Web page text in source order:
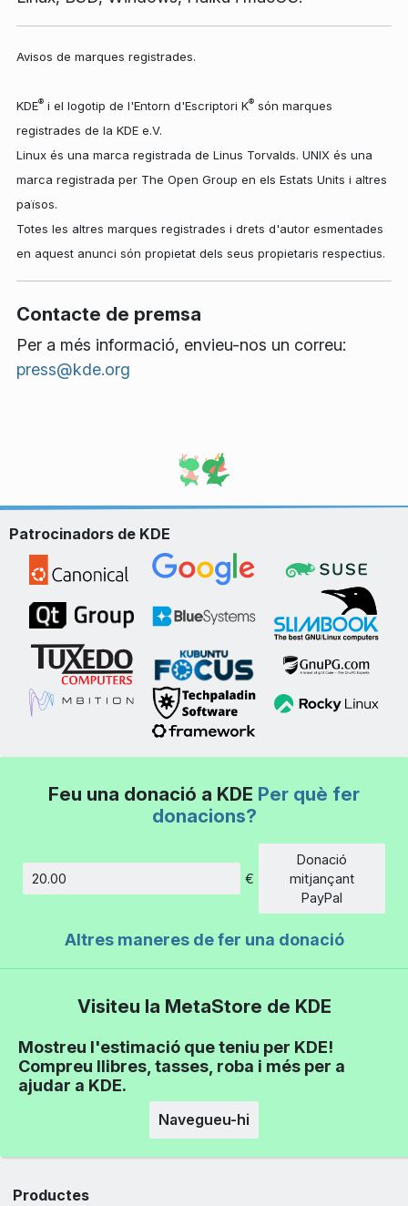
Avisos de marques registrades.
KDE® i el logotip de l'Entorn d'Escriptori K® són marques
registrades de la KDE e.V.
Linux és una marca registrada de Linus Torvalds. UNIX és una
marca registrada per The Open Group en els Estats Units i altres
països.
Totes les altres marques registrades i drets d'autor esmentades
en aquest anunci són propietat dels seus propietaris respectius.
Contacte de premsa
Per a més informació, envieu-nos un correu:
press@kde.org
Patrocinadors de KDE
Feu una donació a KDE Per què fer
donacions?
€
Donació
mitjançant
PayPal
Altres maneres de fer una donació
Visiteu la MetaStore de KDE
Mostreu l'estimació que teniu per KDE!
Compreu llibres, tasses, roba i més per a
ajudar a KDE.
Navegueu-hi
Productes